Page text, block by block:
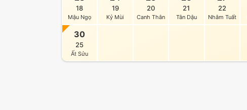
18
Mậu Ngọ
19
Kỷ Mùi
20
Canh Thân
21
Tân Dậu
22
Nhâm Tuất
30
25
Ất Sửu